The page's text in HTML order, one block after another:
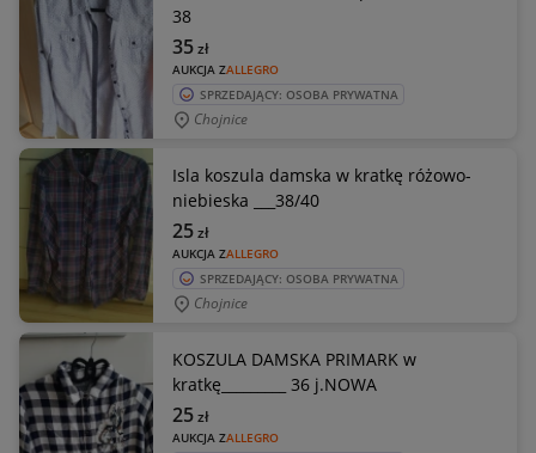
38
AUKCJA ZALLEGRO
35zł
SPRZEDAJĄCY: OSOBA PRYWATNA
Chojnice
Isla koszula damska w kratkę różowo-
niebieska ___38/40
AUKCJA ZALLEGRO
25zł
SPRZEDAJĄCY: OSOBA PRYWATNA
Chojnice
KOSZULA DAMSKA PRIMARK w
kratkę_________ 36 j.NOWA
AUKCJA ZALLEGRO
25zł